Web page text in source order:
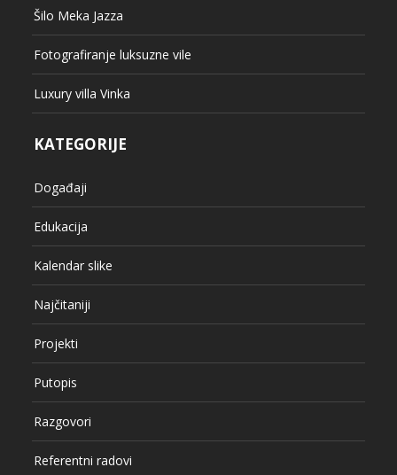
Šilo Meka Jazza
Fotografiranje luksuzne vile
Luxury villa Vinka
KATEGORIJE
Događaji
Edukacija
Kalendar slike
Najčitaniji
Projekti
Putopis
Razgovori
Referentni radovi